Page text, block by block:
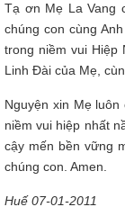
Tạ ơn Mẹ La Vang
chúng con cùng
trong niềm vui Hiệp
Linh Đài của Mẹ,
Nguyện xin Mẹ
niềm vui hiệp nhất
cậy mến bền vững
chúng con. Amen.
Huế 07-01-2011